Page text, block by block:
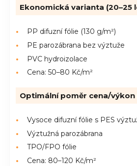
Ekonomická varianta (20–25
PP difuzní fólie (130 g/m²)
PE parozábrana bez výztuže
PVC hydroizolace
Cena: 50–80 Kč/m²
Optimální poměr cena/výkon
Vysoce difuzní fólie s PES
Výztužná parozábrana
TPO/FPO fólie
Cena: 80–120 Kč/m²